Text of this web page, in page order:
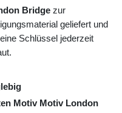
Bridge zur
geliefert und
Schlüssel jederzeit
Motiv Motiv London